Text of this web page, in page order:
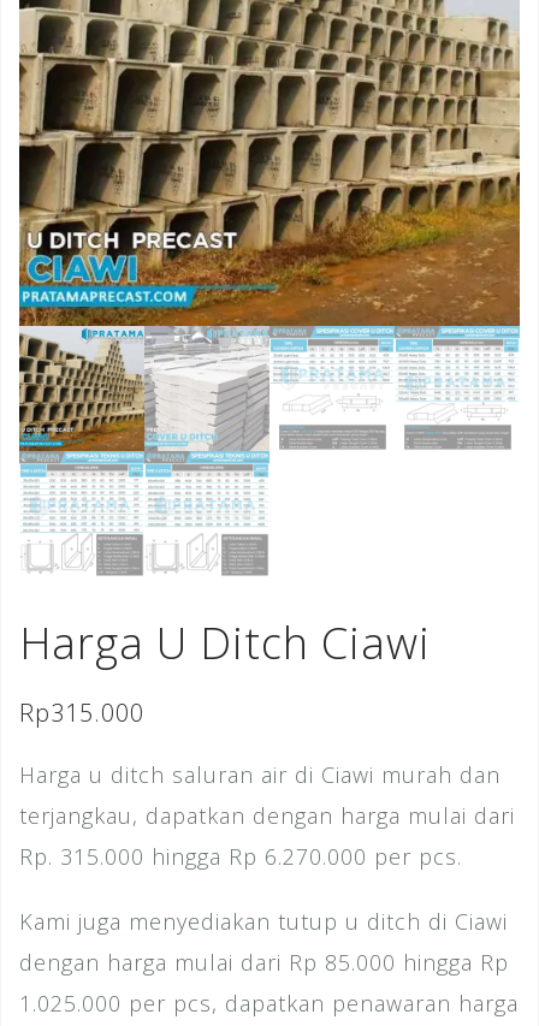
Harga U Ditch Ciawi
Rp315.000
Harga u ditch saluran air di Ciawi murah dan
terjangkau, dapatkan dengan harga mulai dari
Rp. 315.000 hingga Rp 6.270.000 per pcs.
Kami juga menyediakan tutup u ditch di Ciawi
dengan harga mulai dari Rp 85.000 hingga Rp
1.025.000 per pcs, dapatkan penawaran harga